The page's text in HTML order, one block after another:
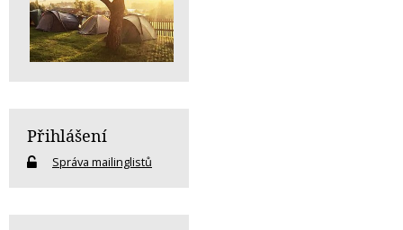
Přihlášení
Správa mailinglistů